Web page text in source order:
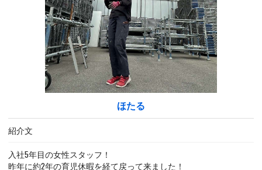
ほたる
紹介文
入社5年目の女性スタッフ！
昨年に約2年の育児休暇を経て戻って来ました！